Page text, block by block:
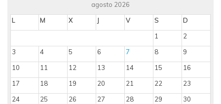
agosto 2026
L
M X J V S
D
1
2
3
4 5 6 7 8
9
10
11 12 13 14 15
16
17
18 19 20 21 22
23
24
25 26 27 28 29
30